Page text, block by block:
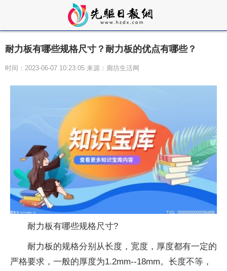
耐力板有哪些规格尺寸？耐力板的优点有哪些？
时间：2023-06-07 10:23:05 来源：廊坊生活网
耐力板有哪些规格尺寸?
耐力板的规格分别从长度，宽度，厚度都有一定的
严格要求，一般的厚度为1.2mm--18mm。长度不等，